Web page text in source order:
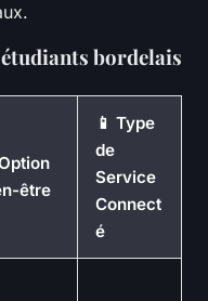
bordelais
être
📱 Type
de
Service
Connect
é